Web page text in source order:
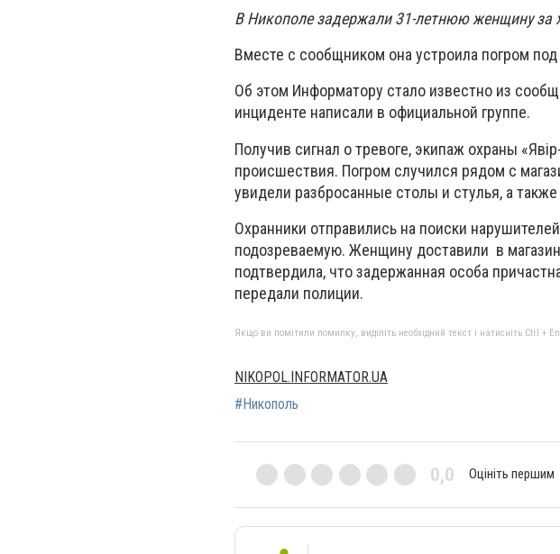
В Никополе задержали 31-летнюю женщину за
Вместе с сообщником она устроила погром
Об этом Информатору стало известно из
инциденте написали в официальной группе.
Получив сигнал о тревоге, экипаж охраны
происшествия. Погром случился рядом с
увидели разбросанные столы и стулья, а
Охранники отправились на поиски
подозреваемую. Женщину доставили в
подтвердила, что задержанная особа
передали полиции.
Якщо ви помітили помилку, виділіть необхідний текст і натисніть Ctrl +
NIKOPOL.INFORMATOR.UA
#Никополь
0,0 Оцініть першим